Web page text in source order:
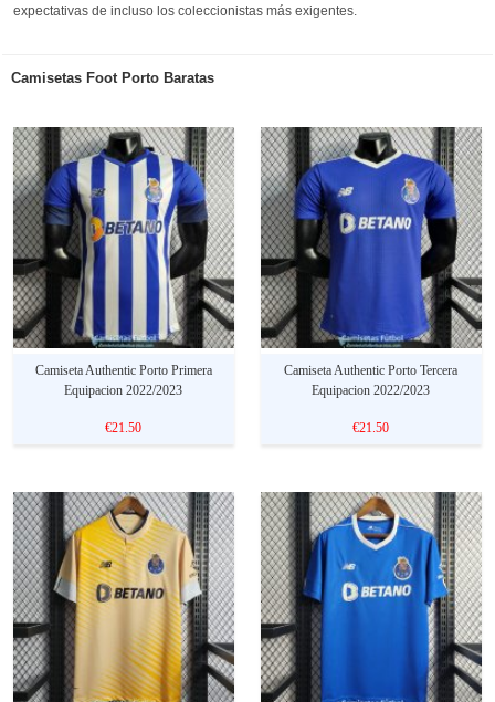
expectativas de incluso los coleccionistas más exigentes.
Camisetas Foot Porto Baratas
Camiseta Authentic Porto Primera
Equipacion 2022/2023
€21.50
Camiseta Authentic Porto Tercera
Equipacion 2022/2023
€21.50